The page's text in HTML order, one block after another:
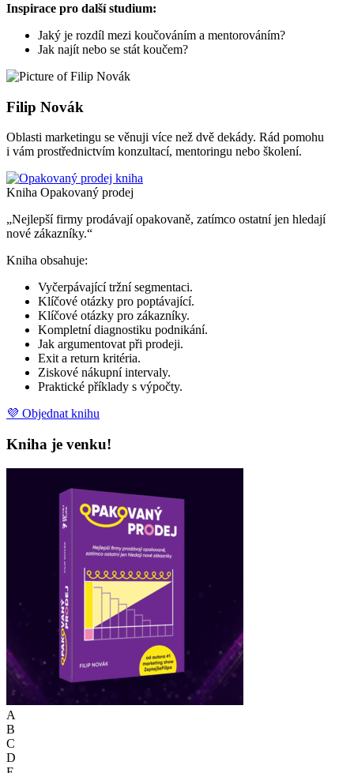
Inspirace pro další studium:
Jaký je rozdíl mezi koučováním a mentorováním?
Jak najít nebo se stát koučem?
Filip Novák
Oblasti marketingu se věnuji více než dvě dekády. Rád pomohu
i vám prostřednictvím konzultací, mentoringu nebo školení.
Kniha Opakovaný prodej
„Nejlepší firmy prodávají opakovaně, zatímco ostatní jen hledají
nové zákazníky.“
Kniha obsahuje:
Vyčerpávající tržní segmentaci.
Klíčové otázky pro poptávající.
Klíčové otázky pro zákazníky.
Kompletní diagnostiku podnikání.
Jak argumentovat při prodeji.
Exit a return kritéria.
Ziskové nákupní intervaly.
Praktické příklady s výpočty.
💜 Objednat knihu
Kniha je venku!
A
B
C
D